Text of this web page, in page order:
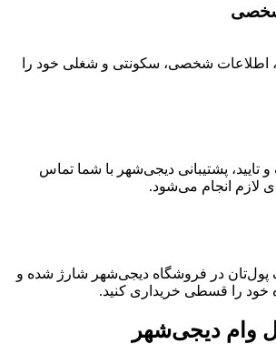
اطلاعات شخصی، سکونتی و شغلی خود را
پشتیبانی دیجی‌شهر با شما تماس
لازم انجام می‌شود.
پول‌تان در فروشگاه دیجی‌شهر شارژ شده و
خود را قسطی خریداری کنید.
وام دیجی‌شهر